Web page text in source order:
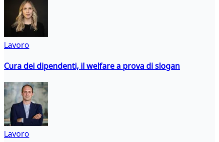
Lavoro
Cura dei dipendenti, il welfare a prova di slogan
Lavoro